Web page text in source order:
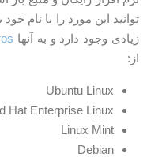
این مورد را با نام خود
وجود دارد و به آنها
Ubuntu Linux
Hat Enterprise Linux
Linux Mint
Debian